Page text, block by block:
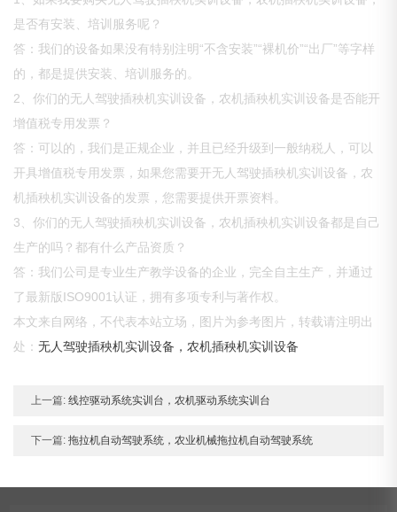
是否有安装、培训服务呢？
答：我们的设备如果没有特别注明“不含安装”“裸机价”“出厂”等字样
的，都是提供安装、培训服务的。
2、你们的无人驾驶插秧机实训设备，农机插秧机实训设备是否能开
增值税专用发票？
答：可以的，我们是正规企业，并且已经升级到一般纳税人，可以
开具增值税专用发票，如果您需要开无人驾驶插秧机实训设备，农
机插秧机实训设备的发票，您需要提供开票资料。
3、你们的无人驾驶插秧机实训设备，农机插秧机实训设备都是自己
生产的吗？都有什么产品资质？
答：我们公司是专业生产教学设备的企业，完全自主生产，并通过
了最新版ISO9001认证，拥有多项专利与著作权。
本文来自网络，不代表本站立场，图片为参考图片，转载请注明出
处：无人驾驶插秧机实训设备，农机插秧机实训设备
上一篇: 线控驱动系统实训台，农机驱动系统实训台
下一篇: 拖拉机自动驾驶系统，农业机械拖拉机自动驾驶系统